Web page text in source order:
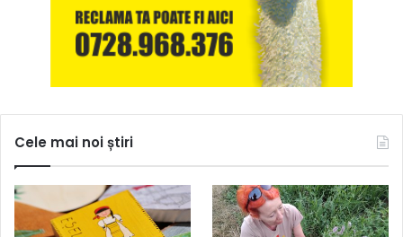
Cele mai noi știri